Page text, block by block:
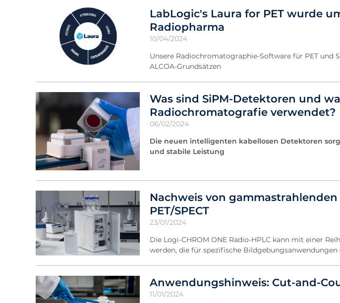
LabLogic's Laura for PET wurde
Radiopharma
10/04/2024
Unsere Radiochromatographie-Software für PET und
ALCOA-Grundsätzen
Was sind SiPM-Detektoren und
Radiochromatografie verwendet?
06/02/2024
Die neuen intelligenten kabellosen Detektoren
und stabile Leistung
Nachweis von
PET/SPECT
23/01/2024
Die Logi-CHROM ONE Radio-HPLC kann mit einer
werden, die für spezifische
Anwendungshinweis: Cut-and-
11/01/2024